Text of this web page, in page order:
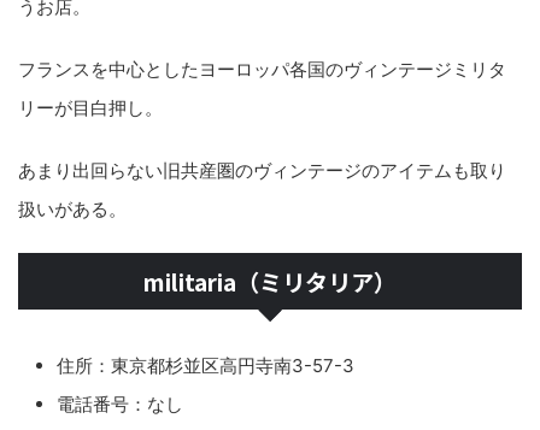
うお店。
フランスを中心としたヨーロッパ各国のヴィンテージミリタ
リーが目白押し。
あまり出回らない旧共産圏のヴィンテージのアイテムも取り
扱いがある。
militaria（ミリタリア）
住所：東京都杉並区高円寺南3-57-3
電話番号：なし